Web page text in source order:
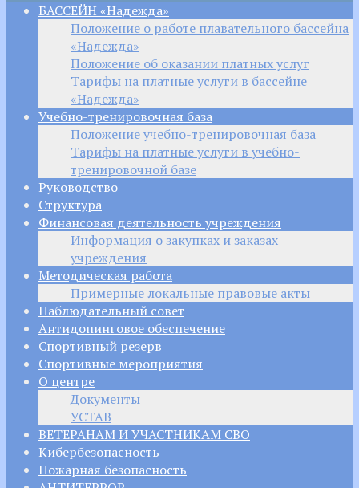
БАССЕЙН «Надежда»
Положение о работе плавательного бассейна
«Надежда»
Положение об оказании платных услуг
Тарифы на платные услуги в бассейне
«Надежда»
Учебно-тренировочная база
Положение учебно-тренировочная база
Тарифы на платные услуги в учебно-
тренировочной базе
Руководство
Структура
Финансовая деятельность учреждения
Информация о закупках и заказах
учреждения
Методическая работа
Примерные локальные правовые акты
Наблюдательный совет
Антидопинговое обеспечение
Спортивный резерв
Спортивные мероприятия
О центре
Документы
УСТАВ
ВЕТЕРАНАМ И УЧАСТНИКАМ СВО
Кибербезопасность
Пожарная безопасность